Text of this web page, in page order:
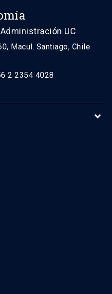
UC
Macul. Santiago, Chile
2 2354 4028